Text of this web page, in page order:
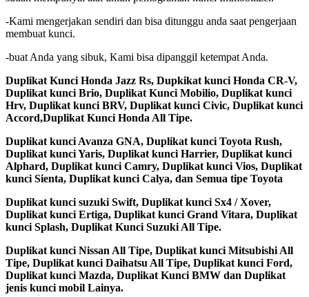
-Kami mengerjakan sendiri dan bisa ditunggu anda saat pengerjaan
membuat kunci.
-buat Anda yang sibuk, Kami bisa dipanggil ketempat Anda.
Duplikat Kunci Honda Jazz Rs, Dupkikat kunci Honda CR-V,
Duplikat kunci Brio, Duplikat Kunci Mobilio, Duplikat kunci
Hrv, Duplikat kunci BRV, Duplikat kunci Civic, Duplikat kunci
Accord,Duplikat Kunci Honda All Tipe.
Duplikat kunci Avanza GNA, Duplikat kunci Toyota Rush,
Duplikat kunci Yaris, Duplikat kunci Harrier, Duplikat kunci
Alphard, Duplikat kunci Camry, Duplikat kunci Vios, Duplikat
kunci Sienta, Duplikat kunci Calya, dan Semua tipe Toyota
Duplikat kunci suzuki Swift, Duplikat kunci Sx4 / Xover,
Duplikat kunci Ertiga, Duplikat kunci Grand Vitara, Duplikat
kunci Splash, Duplikat Kunci Suzuki All Tipe.
Duplikat kunci Nissan All Tipe, Duplikat kunci Mitsubishi All
Tipe, Duplikat kunci Daihatsu All Tipe, Duplikat kunci Ford,
Duplikat kunci Mazda, Duplikat Kunci BMW dan Duplikat
jenis kunci mobil Lainya.